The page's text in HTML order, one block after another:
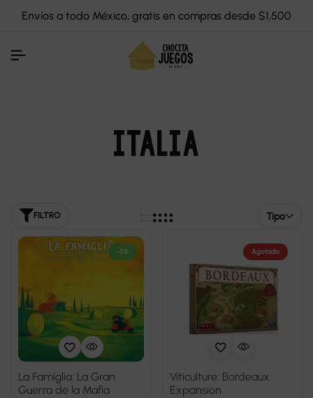
Envíos a todo México, gratis en compras desde $1,500
ITALIA
FILTRO Tipo
-5%
La Famiglia: La Gran
Guerra de la Mafia
Agotado
Viticulture: Bordeaux
Expansion